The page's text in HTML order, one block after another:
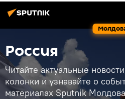
Россия
Читайте актуальные
колонки и узнавайте о
материалах Sputnik